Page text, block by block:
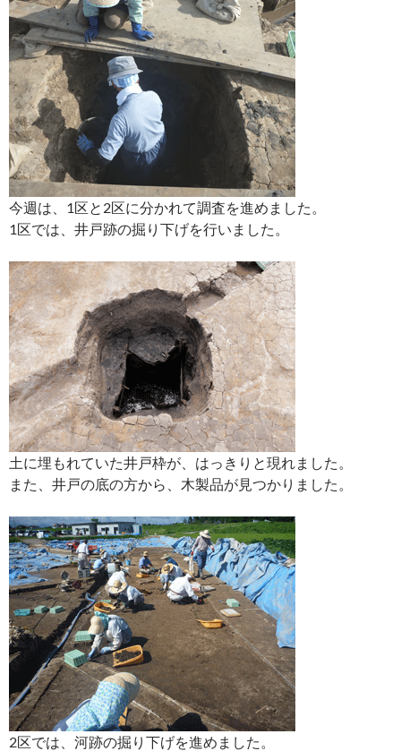
今週は、1区と2区に分かれて調査を進めました。
1区では、井戸跡の掘り下げを行いました。
土に埋もれていた井戸枠が、はっきりと現れました。
また、井戸の底の方から、木製品が見つかりました。
2区では、河跡の掘り下げを進めました。